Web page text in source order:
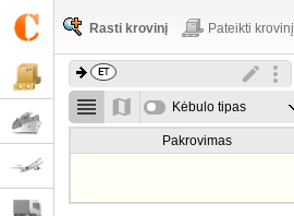
Rasti krovinį Pateikti krovinį
Kėbulo tipas
Pakrovimas